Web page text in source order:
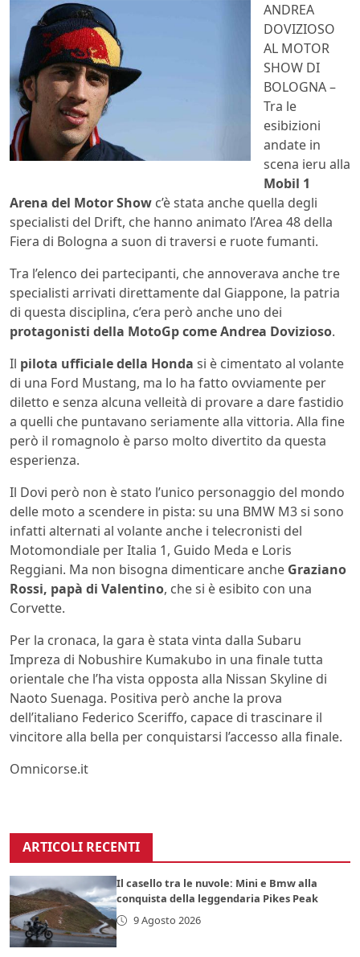
ANDREA
DOVIZIOSO
AL MOTOR
SHOW DI
BOLOGNA –
Tra le
esibizioni
andate in
scena ieru alla
Mobil 1
Arena del Motor Show c’è stata anche quella degli
specialisti del Drift, che hanno animato l’Area 48 della
Fiera di Bologna a suon di traversi e ruote fumanti.
Tra l’elenco dei partecipanti, che annoverava anche tre
specialisti arrivati direttamente dal Giappone, la patria
di questa disciplina, c’era però anche uno dei
protagonisti della MotoGp come Andrea Dovizioso.
Il pilota ufficiale della Honda si è cimentato al volante
di una Ford Mustang, ma lo ha fatto ovviamente per
diletto e senza alcuna velleità di provare a dare fastidio
a quelli che puntavano seriamente alla vittoria. Alla fine
però il romagnolo è parso molto divertito da questa
esperienza.
Il Dovi però non è stato l’unico personaggio del mondo
delle moto a scendere in pista: su una BMW M3 si sono
infatti alternati al volante anche i telecronisti del
Motomondiale per Italia 1, Guido Meda e Loris
Reggiani. Ma non bisogna dimenticare anche Graziano
Rossi, papà di Valentino, che si è esibito con una
Corvette.
Per la cronaca, la gara è stata vinta dalla Subaru
Impreza di Nobushire Kumakubo in una finale tutta
orientale che l’ha vista opposta alla Nissan Skyline di
Naoto Suenaga. Positiva però anche la prova
dell’italiano Federico Sceriffo, capace di trascinare il
vincitore alla bella per conquistarsi l’accesso alla finale.
Omnicorse.it
ARTICOLI RECENTI
Il casello tra le nuvole: Mini e Bmw alla
conquista della leggendaria Pikes Peak
9 Agosto 2026